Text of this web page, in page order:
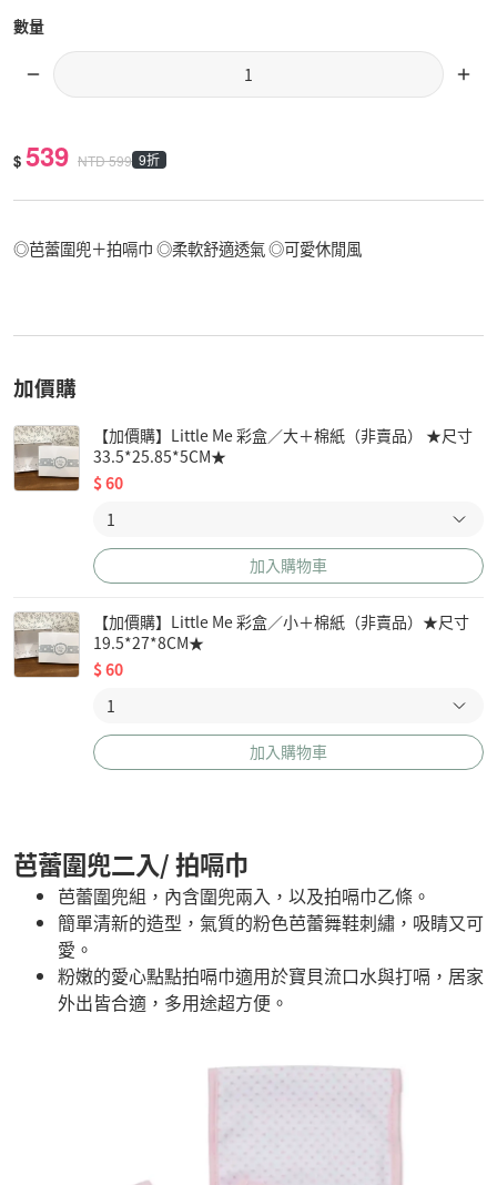
數量
$ 539 NTD599 9折
◎芭蕾圍兜＋拍嗝巾 ◎柔軟舒適透氣 ◎可愛休閒風
加價購
【加價購】Little Me 彩盒／大＋棉紙（非賣品） ★尺寸
33.5*25.85*5CM★
$60
加入購物車
【加價購】Little Me 彩盒／小＋棉紙（非賣品）★尺寸
19.5*27*8CM★
$60
加入購物車
芭蕾圍兜二入/ 拍嗝巾
芭蕾圍兜組，內含圍兜兩入，以及拍嗝巾乙條。
簡單清新的造型，氣質的粉色芭蕾舞鞋刺繡，吸睛又可
愛。
粉嫩的愛心點點拍嗝巾適用於寶貝流口水與打嗝，居家
外出皆合適，多用途超方便。